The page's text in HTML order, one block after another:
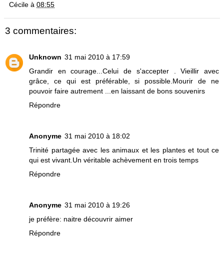
Cécile à 08:55
3 commentaires:
Unknown 31 mai 2010 à 17:59
Grandir en courage...Celui de s'accepter . Vieillir avec
grâce, ce qui est préférable, si possible.Mourir de ne
pouvoir faire autrement ...en laissant de bons souvenirs
Répondre
Anonyme 31 mai 2010 à 18:02
Trinité partagée avec les animaux et les plantes et tout ce
qui est vivant.Un véritable achèvement en trois temps
Répondre
Anonyme 31 mai 2010 à 19:26
je préfère: naitre découvrir aimer
Répondre